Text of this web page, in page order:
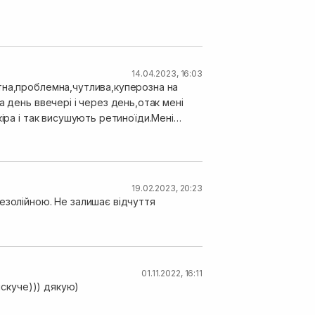
14.04.2023, 16:03
на
ввечері і через день,отак мені
і так висушують ретиноїди.Мені
поки використовую її рідко,але на
правильно обирайте та
19.02.2023, 20:23
Не залишає відчуття
01.11.2022, 16:11
дякую)